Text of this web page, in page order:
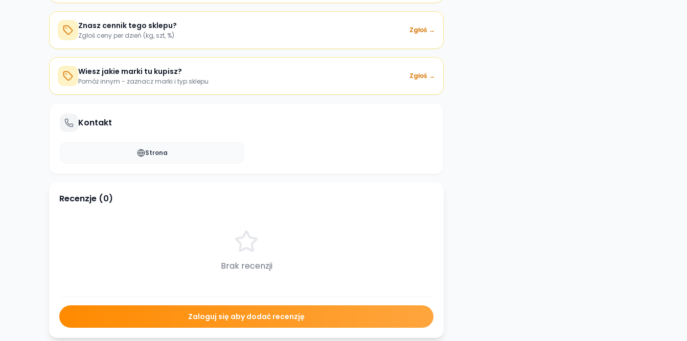
Znasz cennik tego sklepu?
Zgłoś ceny per dzień (kg, szt, %)
Zgłoś →
Wiesz jakie marki tu kupisz?
Pomóż innym - zaznacz marki i typ sklepu
Zgłoś →
Kontakt
Strona
Recenzje (0)
Brak recenzji
Zaloguj się aby dodać recenzję